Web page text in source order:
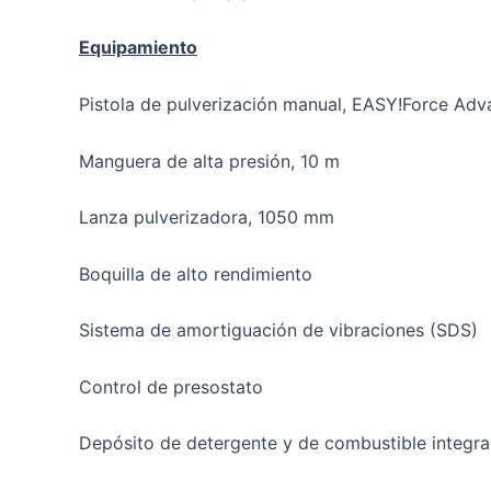
Equipamiento
Pistola de pulverización manual, EASY!Force
Manguera de alta presión, 10 m
Lanza pulverizadora, 1050 mm
Boquilla de alto rendimiento
Sistema de amortiguación de vibraciones (SDS)
Control de presostato
Depósito de detergente y de combustible